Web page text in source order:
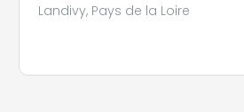
Landivy, Pays de la Loire